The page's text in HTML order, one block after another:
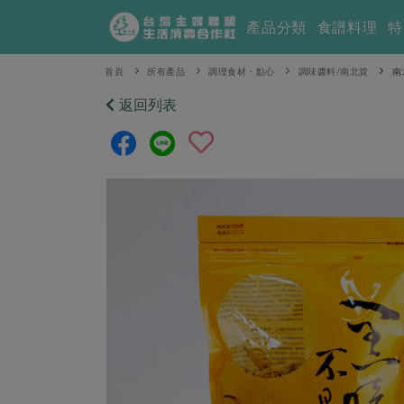
產品分類 食譜料理
首頁 所有產品 調理食材・點心 調味醬料/南北貨 南
返回列表